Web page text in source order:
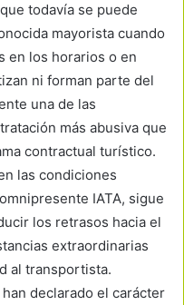
todavía se puede
mayorista cuando
en los horarios o en
ni forman parte del
una de las
más abusiva que
contractual turístico.
las condiciones
IATA, sigue
los retrasos hacia el
extraordinarias
al transportista.
declarado el carácter